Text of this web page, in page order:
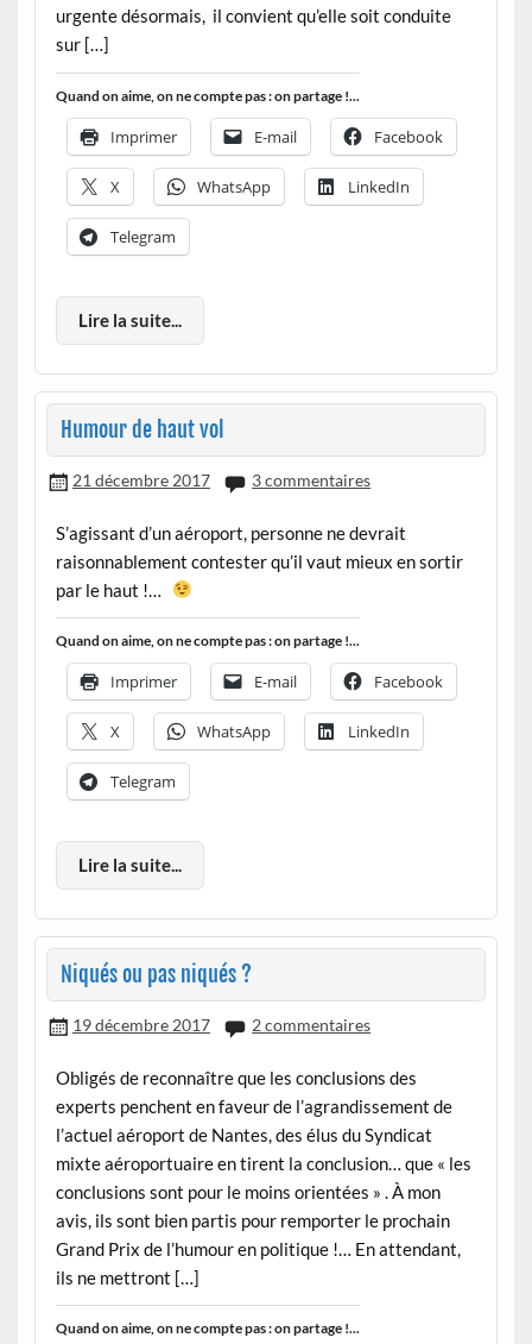
urgente désormais, il convient qu’elle soit conduite
sur […]
Quand on aime, on ne compte pas : on partage !...
Imprimer E-mail Facebook
X WhatsApp LinkedIn
Telegram
Lire la suite...
Humour de haut vol
21 décembre 2017 3 commentaires
S’agissant d’un aéroport, personne ne devrait
raisonnablement contester qu’il vaut mieux en sortir
par le haut !…
Quand on aime, on ne compte pas : on partage !...
Imprimer E-mail Facebook
X WhatsApp LinkedIn
Telegram
Lire la suite...
Niqués ou pas niqués ?
19 décembre 2017 2 commentaires
Obligés de reconnaître que les conclusions des
experts penchent en faveur de l’agrandissement de
l’actuel aéroport de Nantes, des élus du Syndicat
mixte aéroportuaire en tirent la conclusion… que « les
conclusions sont pour le moins orientées » . À mon
avis, ils sont bien partis pour remporter le prochain
Grand Prix de l’humour en politique !… En attendant,
ils ne mettront […]
Quand on aime, on ne compte pas : on partage !...